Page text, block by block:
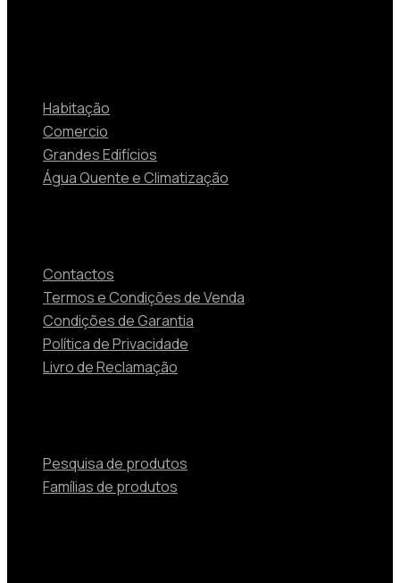
Habitação
Comercio
Grandes Edifícios
Água Quente e Climatização
Contactos
Termos e Condições de Venda
Condições de Garantia
Política de Privacidade
Livro de Reclamação
Pesquisa de produtos
Famílias de produtos